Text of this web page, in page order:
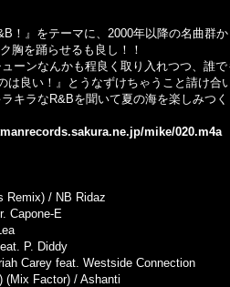
！』をテーマに、2000年以降の名曲
胸を踊らせるも良し！！
ーンなんかも程良く取り入れつつ、誰
は良い！』とうなずけちゃうこと請け合
キラなR&Bを聞いて夏の海を楽しみつ
mike/020.m4a
Remix) / NB Ridaz
Capone-E
P. Diddy
Carey feat. Westside Connection
(Mix Factor) / Ashanti